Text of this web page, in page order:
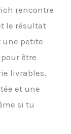
rencontre
le résultat
une petite
être
livrables,
et une
si tu